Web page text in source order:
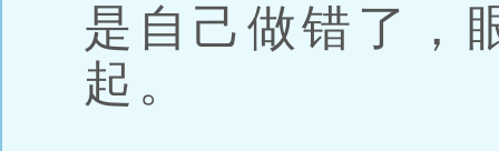
是自己做错了，
起。